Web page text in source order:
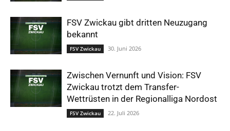
FSV Zwickau gibt dritten Neuzugang
bekannt
FSV Zwickau 30. Juni 2026
Zwischen Vernunft und Vision: FSV
Zwickau trotzt dem Transfer-
Wettrüsten in der Regionalliga Nordost
FSV Zwickau 22. Juli 2026